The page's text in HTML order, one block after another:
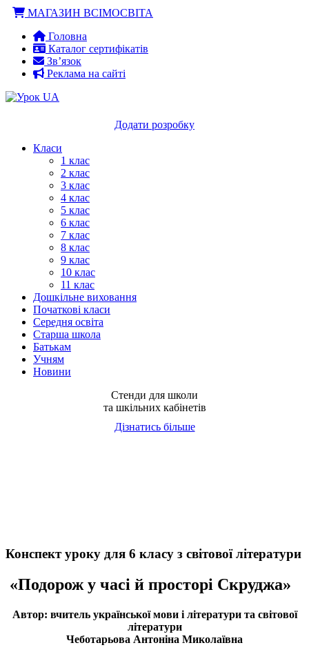
НаверхМАГАЗИН ВСІМОСВІТА
Головна
Каталог сертифікатів
Зв’язок
Реклама на сайті
Додати розробку
Класи
1 клас
2 клас
3 клас
4 клас
5 клас
6 клас
7 клас
8 клас
9 клас
10 клас
11 клас
Дошкільне виховання
Початкові класи
Середня освіта
Старша школа
Батькам
Учням
Новини
Стенди для школи
та шкільних кабінетів
Дізнатись більше
Конспект уроку для 6 класу з світової літератури
«Подорож у часі й просторі Скруджа»
Автор: вчитель української мови і літератури та світової
літератури
Чеботарьова Антоніна Миколаївна